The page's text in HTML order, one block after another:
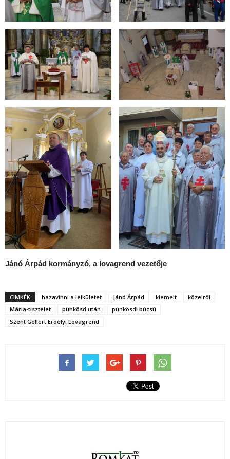
Jánó Árpád kormányzó, a lovagrend vezetője
CIMKÉK hazavinni a lelkületet Jánó Árpád kiemelt
közelről
Mária-tisztelet
pünkösd után
pünkösdi búcsú
Szent Gellért Erdélyi Lovagrend